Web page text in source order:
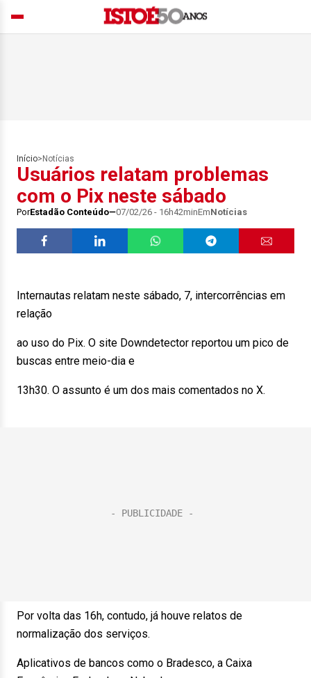
Início> Notícias
Usuários relatam problemas
com o Pix neste sábado
PorEstadão Conteúdo 07/02/26 - 16h42minEmNotícias
Internautas relatam neste sábado, 7, intercorrências em
relação
ao uso do Pix. O site Downdetector reportou um pico de
buscas entre meio-dia e
13h30. O assunto é um dos mais comentados no X.
Por volta das 16h, contudo, já houve relatos de
normalização dos serviços.
Aplicativos de bancos como o Bradesco, a Caixa